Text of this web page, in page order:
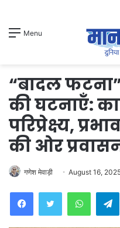
Menu
“बादल
की घटनाएँ:
परिप्रेक्ष्य,
की ओर
गणेश मेवाड़ी August 16,